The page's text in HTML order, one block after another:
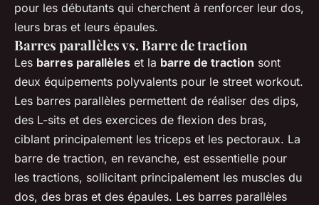
pour les débutants qui cherchent à renforcer leur dos,
leurs bras et leurs épaules.
Barres parallèles vs. Barre de traction
Les barres parallèles et la barre de traction sont
deux équipements polyvalents pour le street workout.
Les barres parallèles permettent de réaliser des dips,
des L-sits et des exercices de flexion des bras,
ciblant principalement les triceps et les pectoraux. La
barre de traction, en revanche, est essentielle pour
les tractions, sollicitant principalement les muscles du
dos, des bras et des épaules. Les barres parallèles